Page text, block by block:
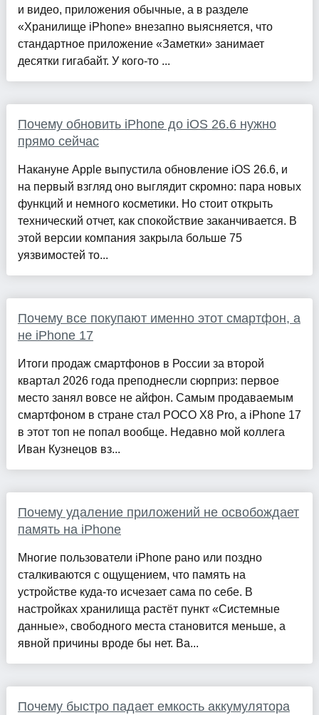
и видео, приложения обычные, а в разделе
«Хранилище iPhone» внезапно выясняется, что
стандартное приложение «Заметки» занимает
десятки гигабайт. У кого-то ...
Почему обновить iPhone до iOS 26.6 нужно
прямо сейчас
Накануне Apple выпустила обновление iOS 26.6, и
на первый взгляд оно выглядит скромно: пара новых
функций и немного косметики. Но стоит открыть
технический отчет, как спокойствие заканчивается. В
этой версии компания закрыла больше 75
уязвимостей то...
Почему все покупают именно этот смартфон, а
не iPhone 17
Итоги продаж смартфонов в России за второй
квартал 2026 года преподнесли сюрприз: первое
место занял вовсе не айфон. Самым продаваемым
смартфоном в стране стал POCO X8 Pro, а iPhone 17
в этот топ не попал вообще. Недавно мой коллега
Иван Кузнецов вз...
Почему удаление приложений не освобождает
память на iPhone
Многие пользователи iPhone рано или поздно
сталкиваются с ощущением, что память на
устройстве куда-то исчезает сама по себе. В
настройках хранилища растёт пункт «Системные
данные», свободного места становится меньше, а
явной причины вроде бы нет. Ва...
Почему быстро падает емкость аккумулятора